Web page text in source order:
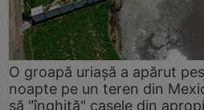
O groapă uriaşă a apărut
noapte pe un teren din
să "înghită" casele din